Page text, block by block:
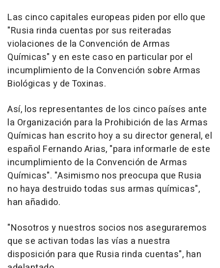
Las cinco capitales europeas piden por ello que
"Rusia rinda cuentas por sus reiteradas
violaciones de la Convención de Armas
Químicas" y en este caso en particular por el
incumplimiento de la Convención sobre Armas
Biológicas y de Toxinas.
Así, los representantes de los cinco países ante
la Organización para la Prohibición de las Armas
Químicas han escrito hoy a su director general, el
español Fernando Arias, "para informarle de este
incumplimiento de la Convención de Armas
Químicas". "Asimismo nos preocupa que Rusia
no haya destruido todas sus armas químicas",
han añadido.
"Nosotros y nuestros socios nos aseguraremos
que se activan todas las vías a nuestra
disposición para que Rusia rinda cuentas", han